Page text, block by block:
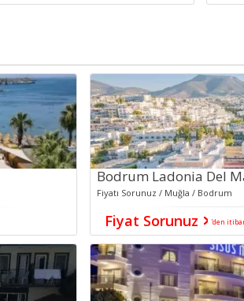
Bodrum Ladonia Del
Fiyatı Sorunuz / Muğla / Bodrum
Fiyat Sorunuz 'den
İNDİRİM